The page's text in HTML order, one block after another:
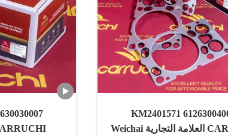
612630040006 KM2401571
CARRUCHI العلامة التجارية Weichai